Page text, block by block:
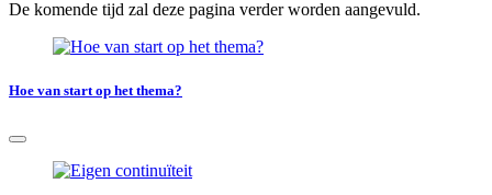
De komende tijd zal deze pagina verder worden aangevuld.
Hoe van start op het thema?